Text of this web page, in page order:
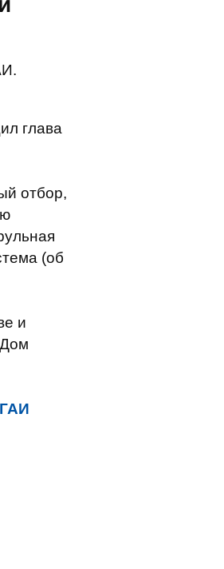
глава
отбор,
(об
и
Дом